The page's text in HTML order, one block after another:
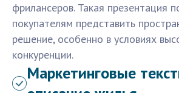
фрилансеров. Такая презентация
покупателям представить
решение, особенно в условиях
конкуренции.
Маркетинговые